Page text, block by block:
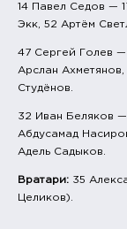
14 Павел Седов —
Экк, 52 Артём
47 Сергей Голев —
Арслан
Студёнов.
32 Иван Беляков
Абдусамад
Адель Садыков.
Вратари: 35
Целиков).